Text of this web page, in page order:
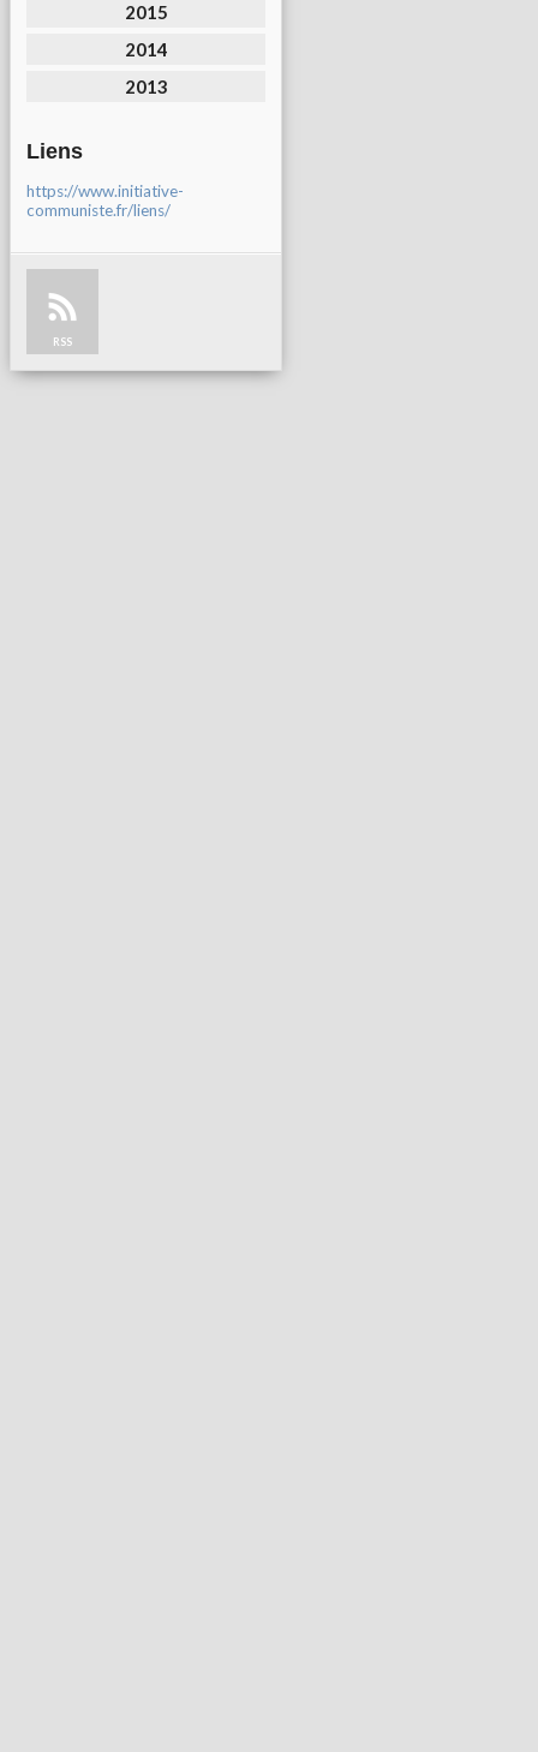
2015
2014
2013
Liens
https://www.initiative-
communiste.fr/liens/
RSS